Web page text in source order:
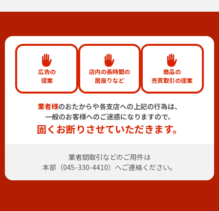
広告の
提案
店内の長時間の
居座りなど
商品の
売買取引の提案
業者様のおたからや各支店への上記の行為は、
一般のお客様へのご迷惑になりますので、
固くお断りさせていただきます。
業者間取引などのご用件は
本部（045-330-4410）へご連絡ください。